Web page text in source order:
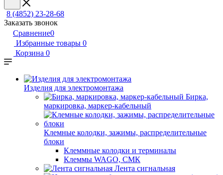
8 (4852) 23-28-68
Заказать звонок
Сравнение0
Избранные товары 0
Корзина 0
Изделия для электромонтажа
Бирка,
маркировка, маркер-кабельный
Клемные колодки, зажимы, распределительные
блоки
Клеммные колодки и терминалы
Клеммы WAGO, СМК
Лента сигнальная